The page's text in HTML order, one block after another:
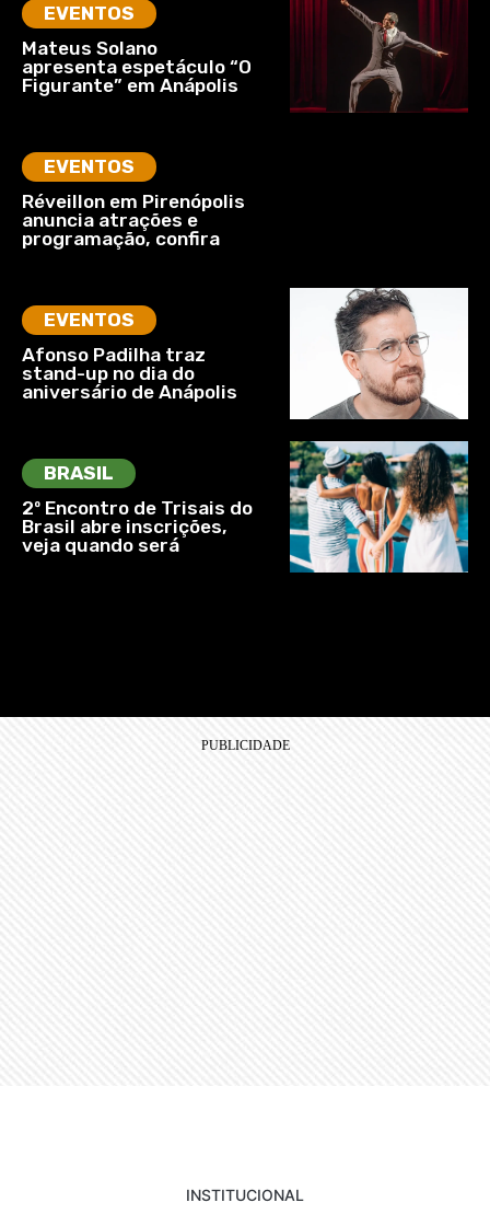
EVENTOS
Mateus Solano
apresenta espetáculo “O
Figurante” em Anápolis
EVENTOS
Réveillon em Pirenópolis
anuncia atrações e
programação, confira
EVENTOS
Afonso Padilha traz
stand-up no dia do
aniversário de Anápolis
BRASIL
2º Encontro de Trisais do
Brasil abre inscrições,
veja quando será
INSTITUCIONAL